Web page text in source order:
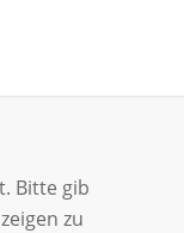
Bitte gib
zu